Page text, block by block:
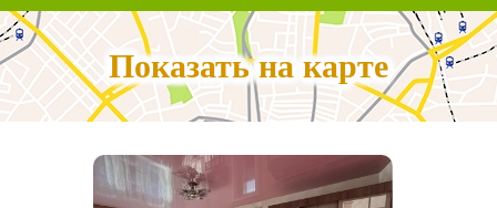
Показать на карте